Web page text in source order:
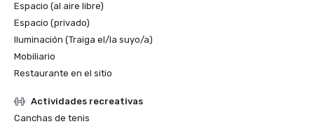
Espacio (al aire libre)
Espacio (privado)
Iluminación (Traiga el/la suyo/a)
Mobiliario
Restaurante en el sitio
Actividades recreativas
Canchas de tenis